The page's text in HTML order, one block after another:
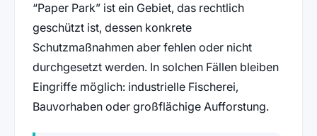
“Paper Park” ist ein Gebiet, das rechtlich
geschützt ist, dessen konkrete
Schutzmaßnahmen aber fehlen oder nicht
durchgesetzt werden. In solchen Fällen bleiben
Eingriffe möglich: industrielle Fischerei,
Bauvorhaben oder großflächige Aufforstung.